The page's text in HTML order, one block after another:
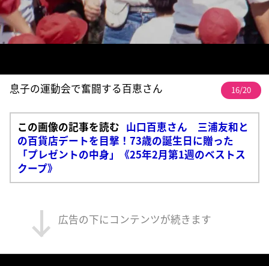
息子の運動会で奮闘する百恵さん 16/20
この画像の記事を読む 山口百恵さん 三浦友和と
の百貨店デートを目撃！73歳の誕生日に贈った
「プレゼントの中身」《25年2月第1週のベストス
クープ》
広告の下にコンテンツが続きます